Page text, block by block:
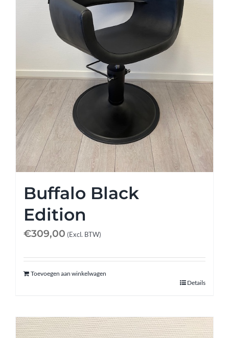
Buffalo Black
Edition
€309,00 (Excl. BTW)
Toevoegen aan winkelwagen
Details